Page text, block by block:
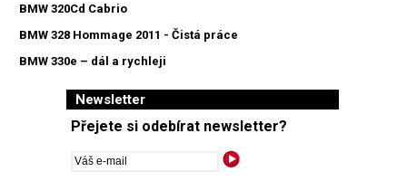
BMW 320Cd Cabrio
BMW 328 Hommage 2011 - Čistá práce
BMW 330e – dál a rychleji
Newsletter
Přejete si odebírat newsletter?